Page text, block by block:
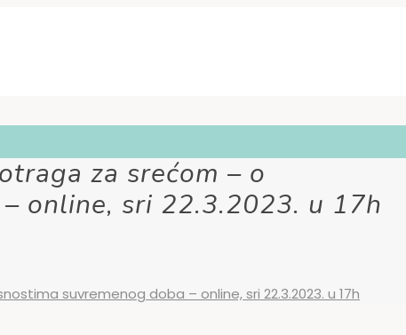
za srećom – o
online, sri 22.3.2023. u 17h
suvremenog doba – online, sri 22.3.2023. u 17h